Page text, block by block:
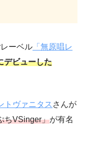
ーベル 「無原唱レ
デビューした
トヴァニタス さんが
ちVSinger」が有名